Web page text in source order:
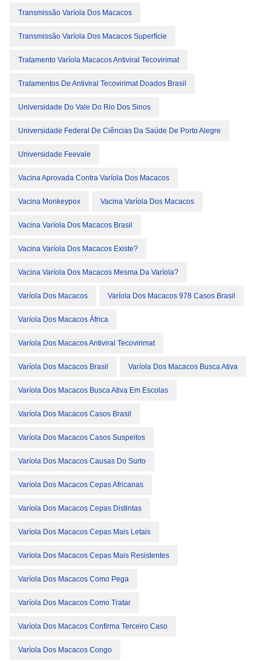
Transmissão Varíola Dos Macacos
Transmissão Varíola Dos Macacos Superfície
Tratamento Varíola Macacos Antiviral Tecovirimat
Tratamentos De Antiviral Tecovirimat Doados Brasil
Universidade Do Vale Do Rio Dos Sinos
Universidade Federal De Ciências Da Saúde De Porto Alegre
Universidade Feevale
Vacina Aprovada Contra Varíola Dos Macacos
Vacina Monkeypox Vacina Varíola Dos Macacos
Vacina Varíola Dos Macacos Brasil
Vacina Varíola Dos Macacos Existe?
Vacina Varíola Dos Macacos Mesma Da Varíola?
Varíola Dos Macacos Varíola Dos Macacos 978 Casos Brasil
Varíola Dos Macacos África
Varíola Dos Macacos Antiviral Tecovirimat
Varíola Dos Macacos Brasil Varíola Dos Macacos Busca Ativa
Varíola Dos Macacos Busca Ativa Em Escolas
Varíola Dos Macacos Casos Brasil
Varíola Dos Macacos Casos Suspeitos
Varíola Dos Macacos Causas Do Surto
Varíola Dos Macacos Cepas Africanas
Varíola Dos Macacos Cepas Distintas
Varíola Dos Macacos Cepas Mais Letais
Varíola Dos Macacos Cepas Mais Resistentes
Varíola Dos Macacos Como Pega
Varíola Dos Macacos Como Tratar
Varíola Dos Macacos Confirma Terceiro Caso
Varíola Dos Macacos Congo